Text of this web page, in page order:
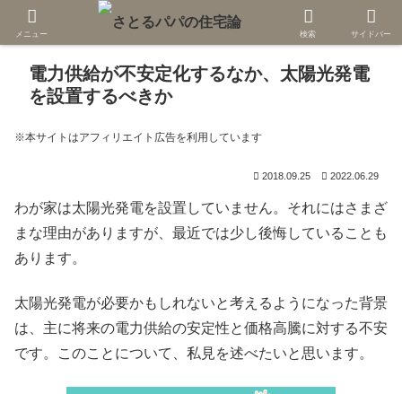
電力供給が不安定化するなか、太陽光発電
を設置するべきか
※本サイトはアフィリエイト広告を利用しています
2018.09.25 2022.06.29
わが家は太陽光発電を設置していません。それにはさまざ
まな理由がありますが、最近では少し後悔していることも
あります。
太陽光発電が必要かもしれないと考えるようになった背景
は、主に将来の電力供給の安定性と価格高騰に対する不安
です。このことについて、私見を述べたいと思います。
メニュー 検索 サイドバー